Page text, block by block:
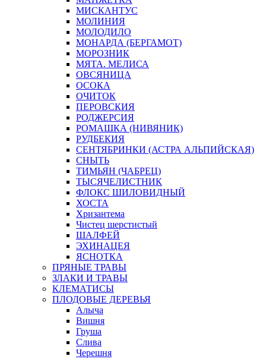
МИСКАНТУС
МОЛИНИЯ
МОЛОДИЛО
МОНАРДА (БЕРГАМОТ)
МОРОЗНИК
МЯТА. МЕЛИСА
ОВСЯНИЦА
ОСОКА
ОЧИТОК
ПЕРОВСКИЯ
РОДЖЕРСИЯ
РОМАШКА (НИВЯНИК)
РУДБЕКИЯ
СЕНТЯБРИНКИ (АСТРА АЛЬПИЙСКАЯ)
СНЫТЬ
ТИМЬЯН (ЧАБРЕЦ)
ТЫСЯЧЕЛИСТНИК
ФЛОКС ШИЛОВИДНЫЙ
ХОСТА
Хризантема
Чистец шерстистый
ШАЛФЕЙ
ЭХИНАЦЕЯ
ЯСНОТКА
ПРЯНЫЕ ТРАВЫ
ЗЛАКИ И ТРАВЫ
КЛЕМАТИСЫ
ПЛОДОВЫЕ ДЕРЕВЬЯ
Алыча
Вишня
Груша
Слива
Черешня